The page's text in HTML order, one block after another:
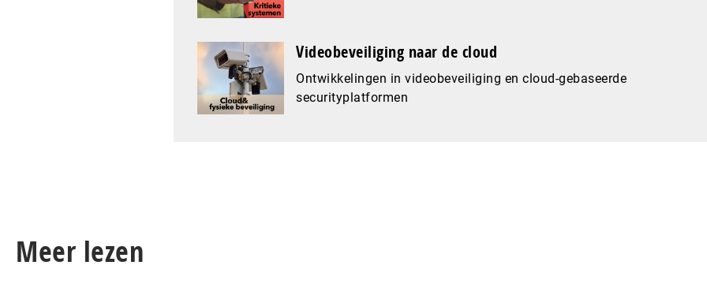
Videobeveiliging naar de cloud
Ontwikkelingen in videobeveiliging en cloud-gebaseerde
securityplatformen
Meer lezen